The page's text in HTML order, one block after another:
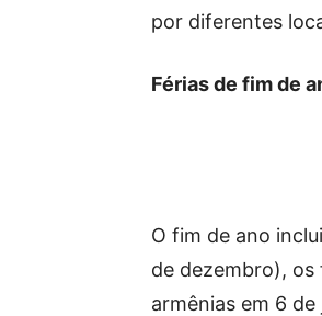
por diferentes
Férias de fim de
O fim de ano
de dezembro),
armênias em 6